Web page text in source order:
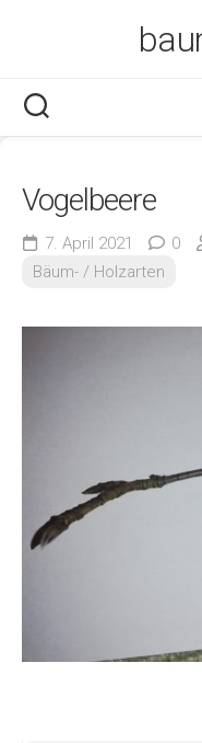
Vogelbeere
7. April 2021 0
Bäum- / Holzarten